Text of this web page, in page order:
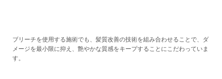
ブリーチを使用する施術でも、髪質改善の技術を組み合わせることで、ダ
メージを最小限に抑え、艶やかな質感をキープすることにこだわっていま
す。